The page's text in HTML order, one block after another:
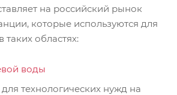
на российский рынок
которые используются для
таких областях:
воды
технологических нужд на